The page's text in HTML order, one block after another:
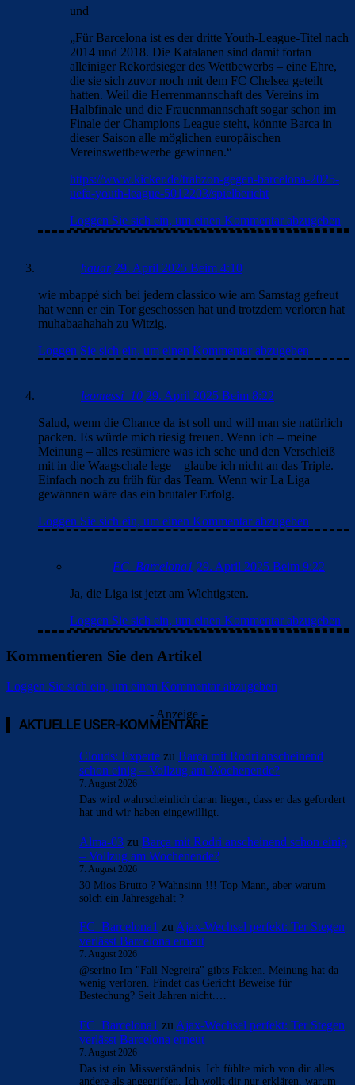
und
„Für Barcelona ist es der dritte Youth-League-Titel nach
2014 und 2018. Die Katalanen sind damit fortan
alleiniger Rekordsieger des Wettbewerbs – eine Ehre,
die sie sich zuvor noch mit dem FC Chelsea geteilt
hatten. Weil die Herrenmannschaft des Vereins im
Halbfinale und die Frauenmannschaft sogar schon im
Finale der Champions League steht, könnte Barca in
dieser Saison alle möglichen europäischen
Vereinswettbewerbe gewinnen.“
https://www.kicker.de/trabzon-gegen-barcelona-2025-
uefa-youth-league-5012203/spielbericht
Loggen Sie sich ein, um einen Kommentar abzugeben
hauar 29. April 2025 Beim 4:10
wie mbappé sich bei jedem classico wie am Samstag gefreut
hat wenn er ein Tor geschossen hat und trotzdem verloren hat
muhabaahahah zu Witzig.
Loggen Sie sich ein, um einen Kommentar abzugeben
leomessi_10 29. April 2025 Beim 8:22
Salud, wenn die Chance da ist soll und will man sie natürlich
packen. Es würde mich riesig freuen. Wenn ich – meine
Meinung – alles resümiere was ich sehe und den Verschleiß
mit in die Waagschale lege – glaube ich nicht an das Triple.
Einfach noch zu früh für das Team. Wenn wir La Liga
gewännen wäre das ein brutaler Erfolg.
Loggen Sie sich ein, um einen Kommentar abzugeben
FC_Barcelona1 29. April 2025 Beim 9:22
Ja, die Liga ist jetzt am Wichtigsten.
Loggen Sie sich ein, um einen Kommentar abzugeben
Kommentieren Sie den Artikel
Loggen Sie sich ein, um einen Kommentar abzugeben